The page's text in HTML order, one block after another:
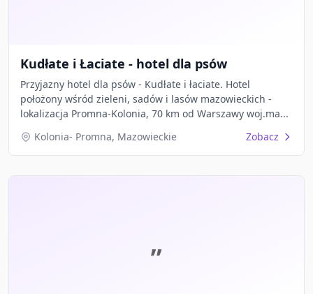
Kudłate i Łaciate - hotel dla psów
Przyjazny hotel dla psów - Kudłate i łaciate. Hotel
położony wśród zieleni, sadów i lasów mazowieckich -
lokalizacja Promna-Kolonia, 70 km od Warszawy woj.ma...
Kolonia- Promna, Mazowieckie
Zobacz
„